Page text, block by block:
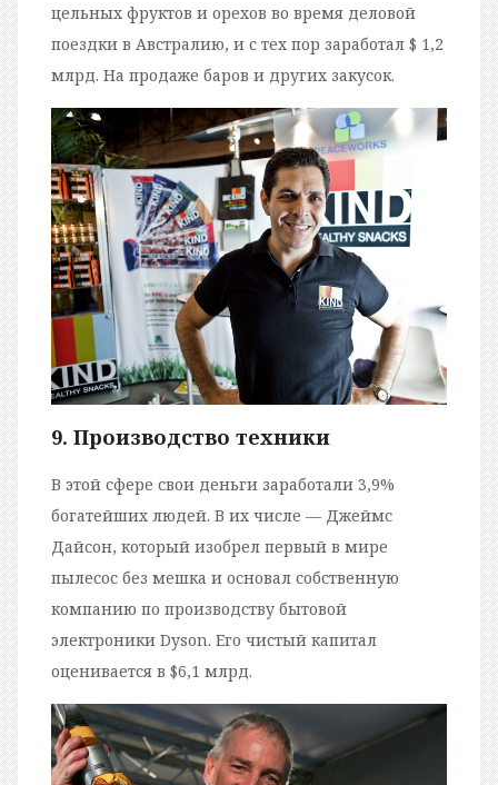
цельных фруктов и орехов во время деловой
поездки в Австралию, и с тех пор заработал $ 1,2
млрд. На продаже баров и других закусок.
9. Производство техники
В этой сфере свои деньги заработали 3,9%
богатейших людей. В их числе — Джеймс
Дайсон, который изобрел первый в мире
пылесос без мешка и основал собственную
компанию по производству бытовой
электроники Dyson. Его чистый капитал
оценивается в $6,1 млрд.